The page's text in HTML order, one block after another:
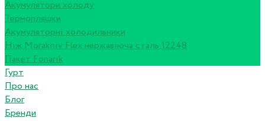
Акумулятори холоду
Термопляшки
Акумуляторні холодильники
Ніж Morakniv Flex нержавіюча сталь 12248
Пакет Fonarik
Гурт
Про нас
Блог
Бренди